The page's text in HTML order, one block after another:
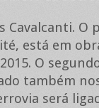
Cavalcanti. O
está em
O
também
será